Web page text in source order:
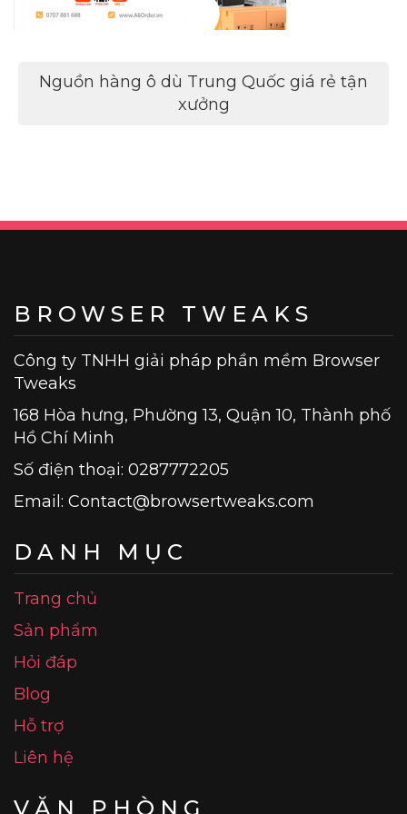
Điều
Nguồn hàng ô dù Trung Quốc giá rẻ tận
xưởng
BROWSER TWEAKS
Công ty TNHH giải pháp phần mềm Browser
Tweaks
168 Hòa hưng, Phường 13, Quận 10, Thành phố
Hồ Chí Minh
Số điện thoại: 0287772205
Email: Contact@browsertweaks.com
DANH MỤC
Trang chủ
Sản phẩm
Hỏi đáp
Blog
Hỗ trợ
Liên hệ
VĂN PHÒNG